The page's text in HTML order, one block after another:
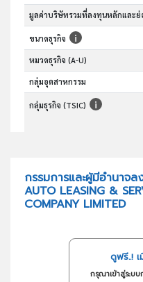
มูลค่าบริษัทรวมที่ลงทุนหลักและย่
ขนาดธุรกิจ
หมวดธุรกิจ (A-U)
กลุ่มอุตสาหกรรม
กลุ่มธุรกิจ (TSIC)
กรรมการและผู้มีอำนาจล
AUTO LEASING &
COMPANY LIMITED
ดูฟรี..!
กรุณาเข้าสู่ระบ